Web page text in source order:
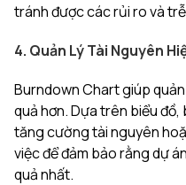
tránh được các rủi ro và
4. Quản Lý Tài Nguyên
Burndown Chart giúp
quả hơn. Dựa trên biểu
tăng cường tài nguyên
việc để đảm bảo rằng dự
quả nhất.